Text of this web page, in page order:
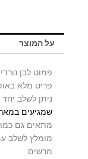
TWIN
על המוצר
פמוט לבן
פריט מלא
ניתן לשלב
שמגיעים
מתאים גם
מומלץ לשלב
מרשים